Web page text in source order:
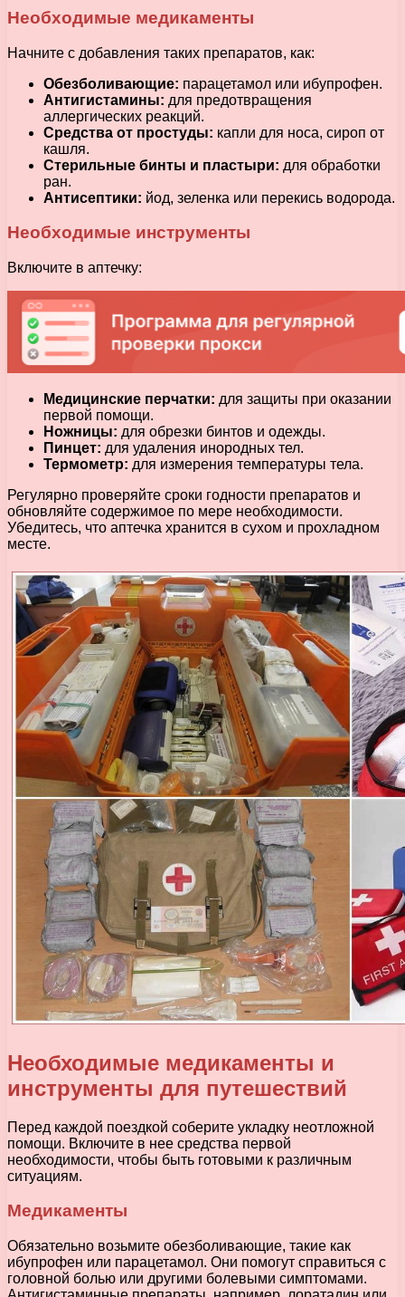
Необходимые медикаменты
Начните с добавления таких препаратов, как:
Обезболивающие: парацетамол или ибупрофен.
Антигистамины: для предотвращения
аллергических реакций.
Средства от простуды: капли для носа, сироп от
кашля.
Стерильные бинты и пластыри: для обработки
ран.
Антисептики: йод, зеленка или перекись водорода.
Необходимые инструменты
Включите в аптечку:
Медицинские перчатки: для защиты при оказании
первой помощи.
Ножницы: для обрезки бинтов и одежды.
Пинцет: для удаления инородных тел.
Термометр: для измерения температуры тела.
Регулярно проверяйте сроки годности препаратов и
обновляйте содержимое по мере необходимости.
Убедитесь, что аптечка хранится в сухом и прохладном
месте.
Необходимые медикаменты и
инструменты для путешествий
Перед каждой поездкой соберите укладку неотложной
помощи. Включите в нее средства первой
необходимости, чтобы быть готовыми к различным
ситуациям.
Медикаменты
Обязательно возьмите обезболивающие, такие как
ибупрофен или парацетамол. Они помогут справиться с
головной болью или другими болевыми симптомами.